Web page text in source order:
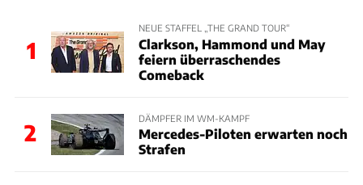
1
NEUE STAFFEL „THE GRAND TOUR“
Clarkson, Hammond und May
feiern überraschendes
Comeback
2
DÄMPFER IM WM-KAMPF
Mercedes-Piloten erwarten noch
Strafen